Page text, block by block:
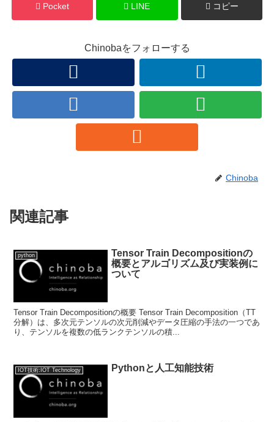
Pocket LINE コピー
Chinobaをフォローする
Chinoba
関連記事
python
Tensor Train Decompositionの
概要とアルゴリズム及び実装例に
ついて
Tensor Train Decompositionの概要 Tensor Train Decomposition（TT
分解）は、多次元テンソルの次元削減やデータ圧縮の手法の一つであ
り、テンソルを複数の低ランクテンソルの積...
IOT技術:IOT Technology Pythonと人工知能技術